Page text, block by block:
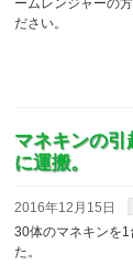
ださい。
マネキンの
に運搬。
2016年12月15日
30体のマネキンを
た。